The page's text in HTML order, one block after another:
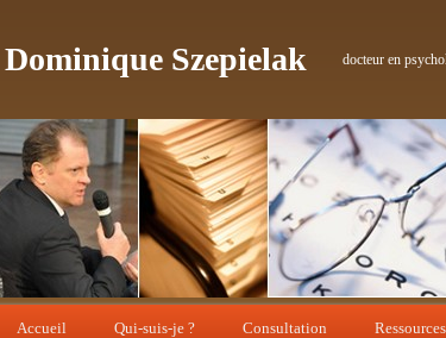
Dominique Szepielak docteur en
Accueil Qui-suis-je ? Consultation Ressources